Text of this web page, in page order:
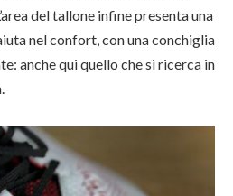
del tallone infine presenta una
nel confort, con una conchiglia
anche qui quello che si ricerca in